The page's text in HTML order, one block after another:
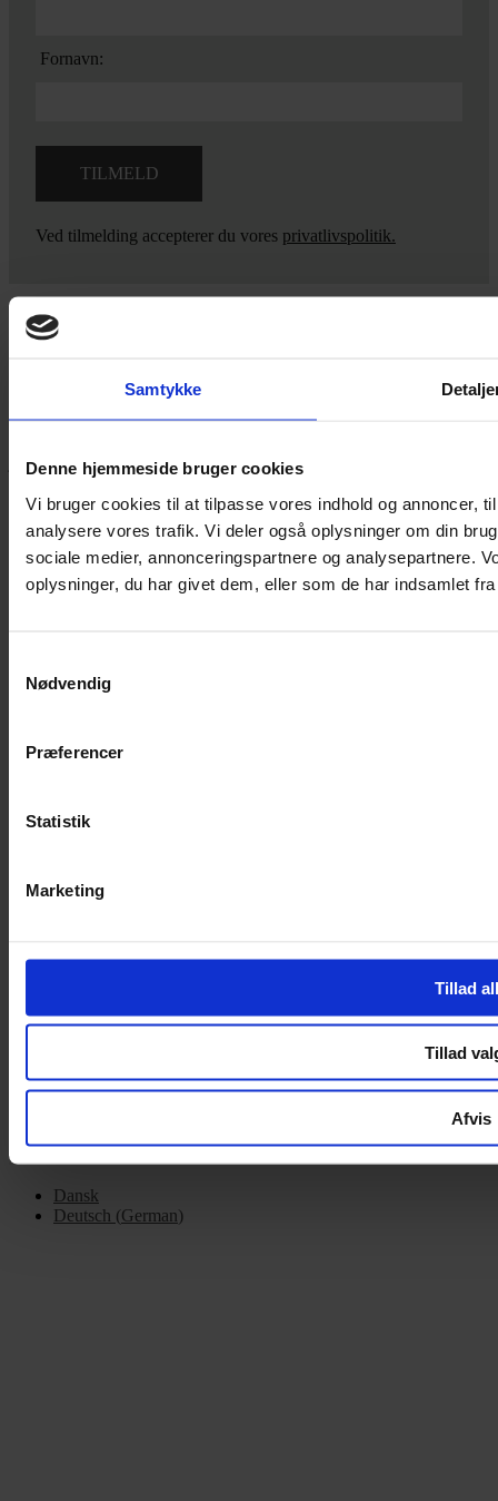
Samtykke
Denne hjemmeside bruger cookies
Vi bruger cookies til at tilpasse vores indhold og annoncer,
analysere vores trafik. Vi deler også oplysninger om din
sociale medier, annonceringspartnere og analysepartnere.
oplysninger, du har givet dem, eller som de har indsamlet
Nødvendig
Præferencer
Statistik
Marketing
Tillad
Tillad
Afvis
Fornavn:
Ved tilmelding accepterer du vores privatlivspolitik.
Yarn Every Wear
Hvis du bøvler med noget eller ønsker ny inspiration, så skriv til
jeg dig på vej.
Vestergade 12 6270, Tønder
60 51 96 50
post@yarneverywear.dk
CVR 43041649
Facebook-f
Instagram
Handelsbetingelser
Om Yarn Every Wear
Mandag – Fredag 10:00 – 17:30
Copyright © 2022.Design & hosting by Webhuset Ballum ApS
Dansk
Deutsch (German)